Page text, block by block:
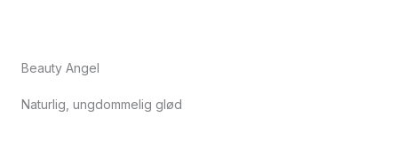
Beauty Angel
Naturlig, ungdommelig glød